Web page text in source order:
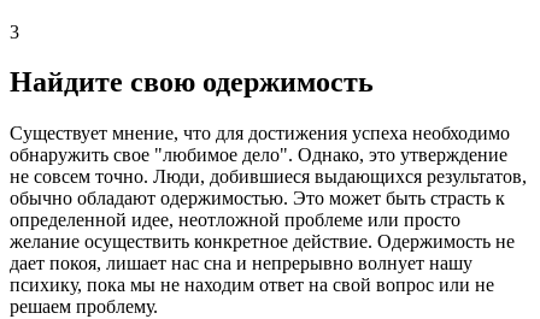
3
Найдите свою одержимость
Существует мнение, что для достижения успеха необходимо
обнаружить свое "любимое дело". Однако, это утверждение
не совсем точно. Люди, добившиеся выдающихся результатов,
обычно обладают одержимостью. Это может быть страсть к
определенной идее, неотложной проблеме или просто
желание осуществить конкретное действие. Одержимость не
дает покоя, лишает нас сна и непрерывно волнует нашу
психику, пока мы не находим ответ на свой вопрос или не
решаем проблему.